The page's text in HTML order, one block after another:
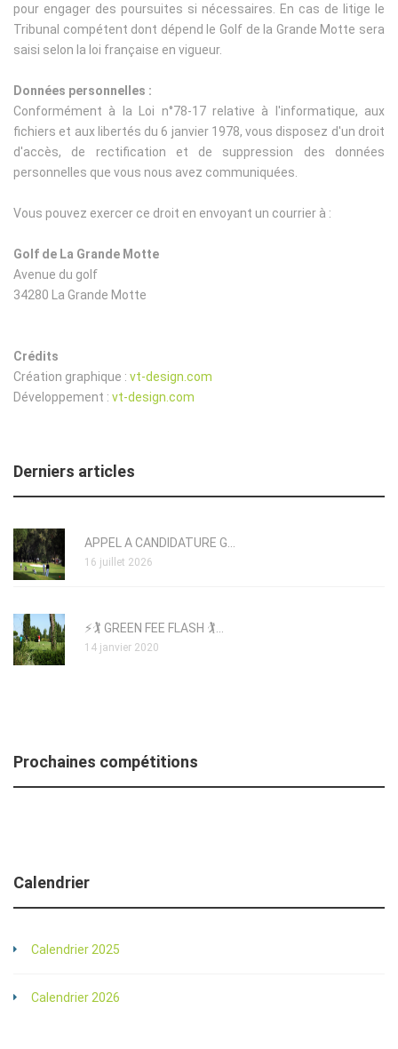
pour engager des poursuites si nécessaires. En cas de litige le
Tribunal compétent dont dépend le Golf de la Grande Motte sera
saisi selon la loi française en vigueur.
Données personnelles :
Conformément à la Loi n°78-17 relative à l'informatique, aux
fichiers et aux libertés du 6 janvier 1978, vous disposez d'un droit
d'accès, de rectification et de suppression des données
personnelles que vous nous avez communiquées.
Vous pouvez exercer ce droit en envoyant un courrier à :
Golf de La Grande Motte
Avenue du golf
34280 La Grande Motte
Crédits
Création graphique : vt-design.com
Développement : vt-design.com
Derniers articles
APPEL A CANDIDATURE G...
16 juillet 2026
⚡🏌️ GREEN FEE FLASH 🏌️...
14 janvier 2020
Prochaines compétitions
Calendrier
Calendrier 2025
Calendrier 2026